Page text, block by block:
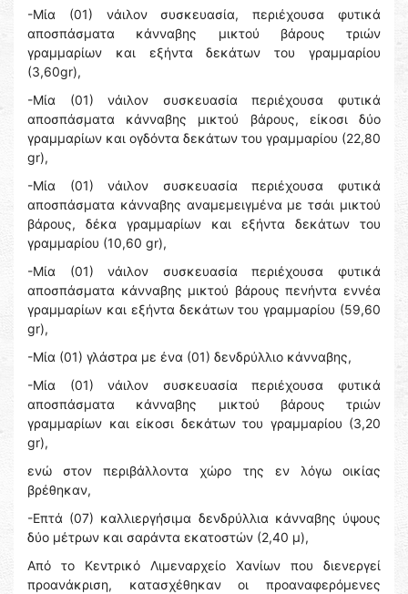
-Μία (01) νάιλον συσκευασία, περιέχουσα φυτικά
αποσπάσματα κάνναβης μικτού βάρους τριών
γραμμαρίων και εξήντα δεκάτων του γραμμαρίου
(3,60gr),
-Μία (01) νάιλον συσκευασία περιέχουσα φυτικά
αποσπάσματα κάνναβης μικτού βάρους, είκοσι δύο
γραμμαρίων και ογδόντα δεκάτων του γραμμαρίου (22,80
gr),
-Μία (01) νάιλον συσκευασία περιέχουσα φυτικά
αποσπάσματα κάνναβης αναμεμειγμένα με τσάι μικτού
βάρους, δέκα γραμμαρίων και εξήντα δεκάτων του
γραμμαρίου (10,60 gr),
-Μία (01) νάιλον συσκευασία περιέχουσα φυτικά
αποσπάσματα κάνναβης μικτού βάρους πενήντα εννέα
γραμμαρίων και εξήντα δεκάτων του γραμμαρίου (59,60
gr),
-Μία (01) γλάστρα με ένα (01) δενδρύλλιο κάνναβης,
-Μία (01) νάιλον συσκευασία περιέχουσα φυτικά
αποσπάσματα κάνναβης μικτού βάρους τριών
γραμμαρίων και είκοσι δεκάτων του γραμμαρίου (3,20
gr),
ενώ στον περιβάλλοντα χώρο της εν λόγω οικίας
βρέθηκαν,
-Επτά (07) καλλιεργήσιμα δενδρύλλια κάνναβης ύψους
δύο μέτρων και σαράντα εκατοστών (2,40 μ),
Από το Κεντρικό Λιμεναρχείο Χανίων που διενεργεί
προανάκριση, κατασχέθηκαν οι προαναφερόμενες